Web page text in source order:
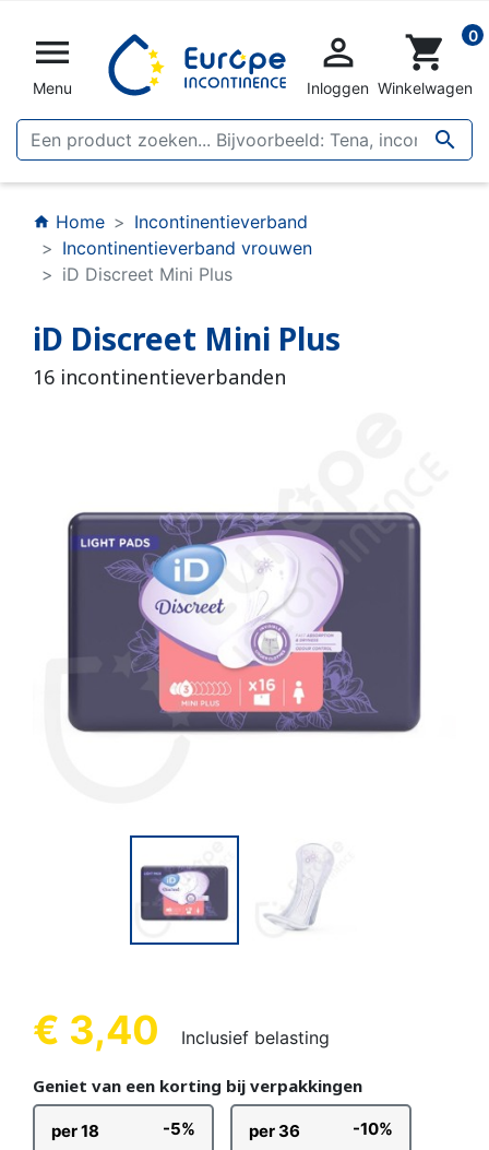

Menu


Inloggen
shopping_cart 0
Winkelwagen
home Home
Incontinentieverband
Incontinentieverband vrouwen
iD Discreet Mini Plus
iD Discreet Mini Plus
16 incontinentieverbanden
€ 3,40 Inclusief belasting
Geniet van een korting bij verpakkingen
per 18 -5% per 36 -10%